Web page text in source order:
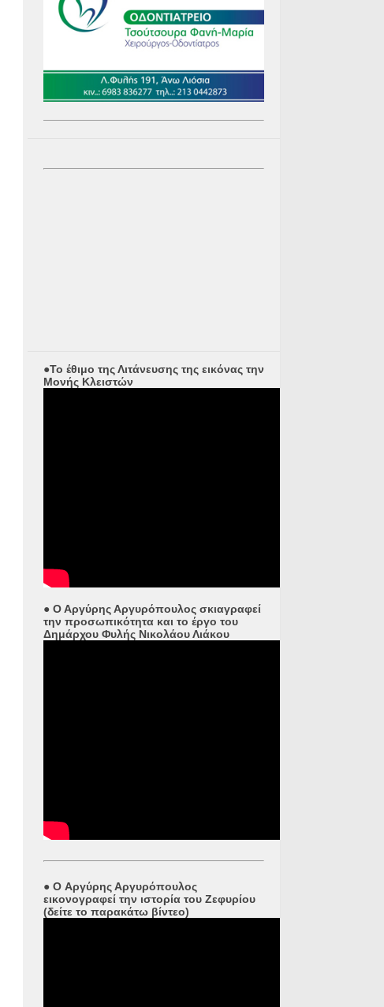
●Το έθιμο της Λιτάνευσης της εικόνας την
Μονής Κλειστών
● Ο Αργύρης Αργυρόπουλος σκιαγραφεί
την προσωπικότητα και το έργο του
Δημάρχου Φυλής Νικολάου Λιάκου
● O Αργύρης Αργυρόπουλος
εικονογραφεί την ιστορία του Ζεφυρίου
(δείτε το παρακάτω βίντεο)